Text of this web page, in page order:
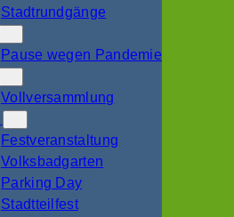
Stadtrundgänge
Pause wegen Pandemie
Vollversammlung
Festveranstaltung
Volksbadgarten
Parking Day
Stadtteilfest